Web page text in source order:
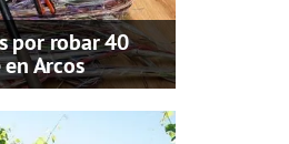
por robar 40
Arcos